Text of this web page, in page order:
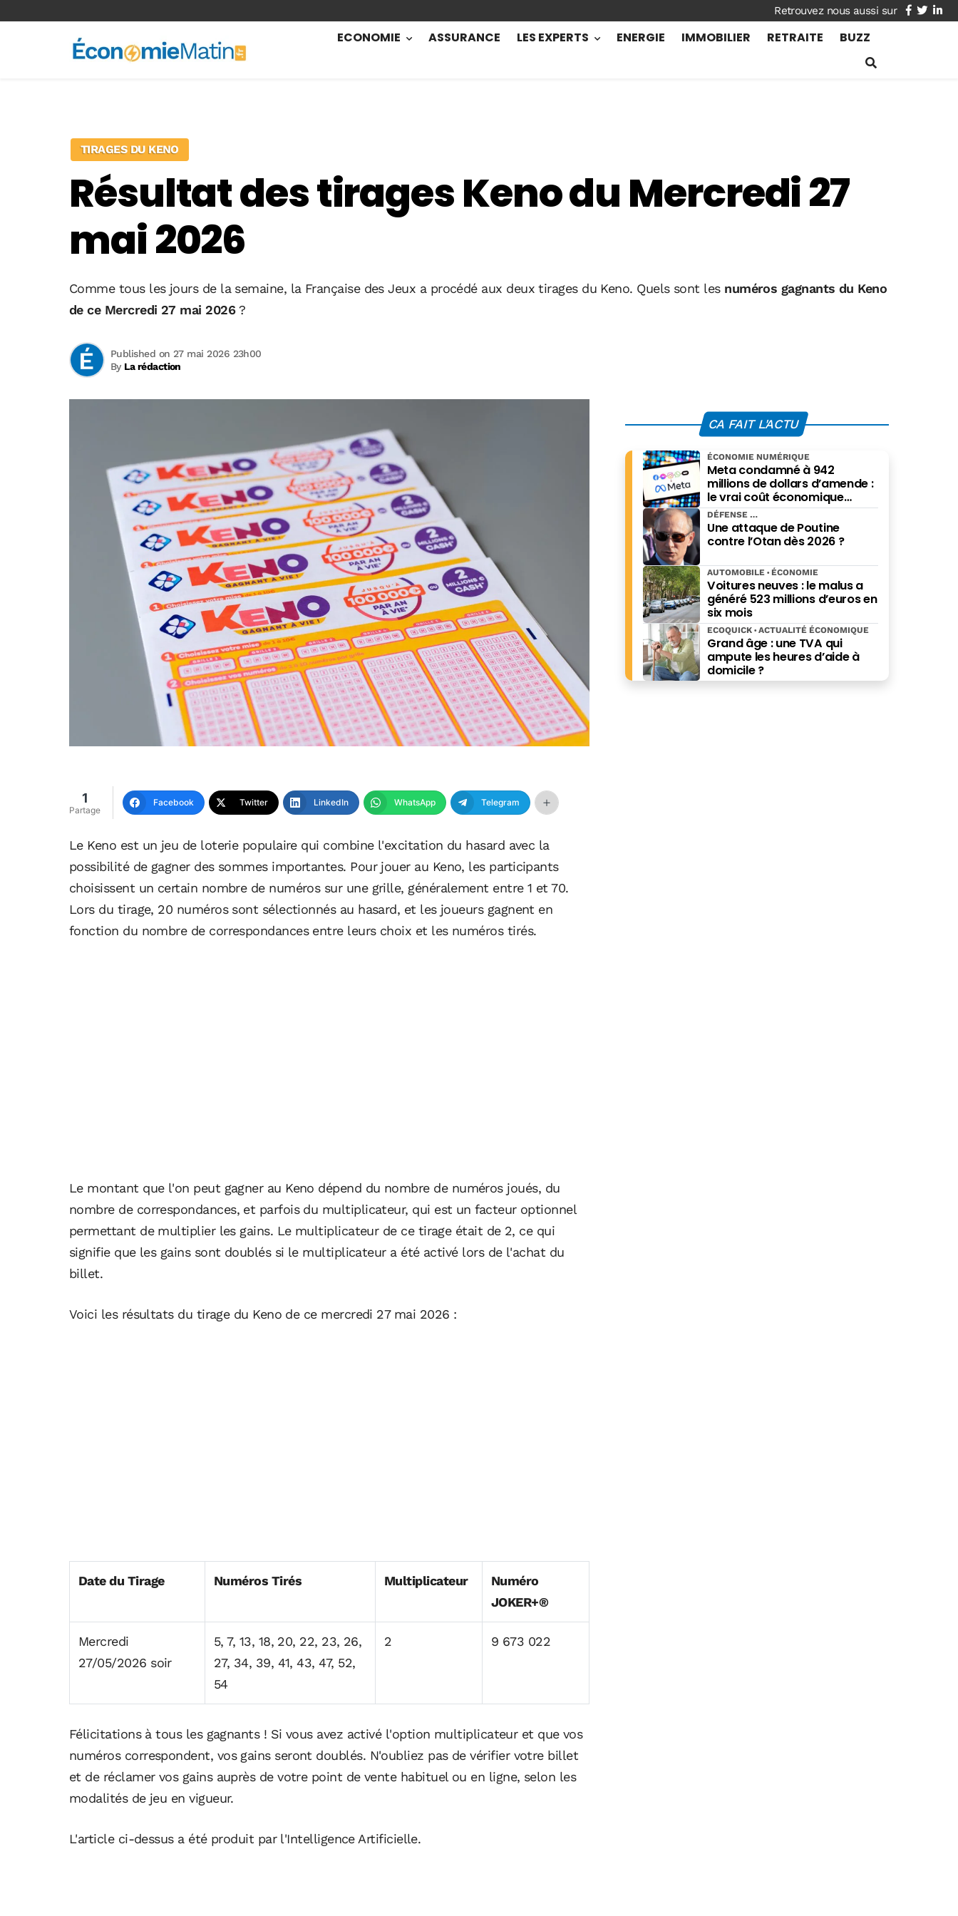
facebook
twitter
ECONOMIE ASSURANCE LES EXPERTS ENERGIE IMMOBILIER RETRAITE BUZZ
TIRAGES DU KENO
Résultat des tirages Keno du Mercredi 27
mai 2026
Comme tous les jours de la semaine, la Française des Jeux a procédé aux deux tirages du Keno. Quels sont les numéros gagnants du Keno
de ce Mercredi 27 mai 2026?
By La rédaction
Published on 27 mai 2026 23h00
1
Partage
Facebook Twitter LinkedIn WhatsApp Telegram
Le Keno est un jeu de loterie populaire qui combine l'excitation du hasard avec la
possibilité de gagner des sommes importantes. Pour jouer au Keno, les participants
choisissent un certain nombre de numéros sur une grille, généralement entre 1 et 70.
Lors du tirage, 20 numéros sont sélectionnés au hasard, et les joueurs gagnent en
fonction du nombre de correspondances entre leurs choix et les numéros tirés.
Le montant que l'on peut gagner au Keno dépend du nombre de numéros joués, du
nombre de correspondances, et parfois du multiplicateur, qui est un facteur optionnel
permettant de multiplier les gains. Le multiplicateur de ce tirage était de 2, ce qui
signifie que les gains sont doublés si le multiplicateur a été activé lors de l'achat du
billet.
Voici les résultats du tirage du Keno de ce mercredi 27 mai 2026 :
Date du Tirage Numéros Tirés Multiplicateur
Numéro
JOKER+®
Mercredi
27/05/2026 soir
5, 7, 13, 18, 20, 22, 23, 26,
27, 34, 39, 41, 43, 47, 52,
54
2 9 673 022
Félicitations à tous les gagnants ! Si vous avez activé l'option multiplicateur et que vos
numéros correspondent, vos gains seront doublés. N'oubliez pas de vérifier votre billet
et de réclamer vos gains auprès de votre point de vente habituel ou en ligne, selon les
modalités de jeu en vigueur.
L'article ci-dessus a été produit par l'Intelligence Artificielle.
CA FAIT L'ACTU
Meta condamné à 942
millions de dollars d’amende :
le vrai coût économique
imposé par le Nouveau-
Mexique
ÉCONOMIE NUMÉRIQUE
Une attaque de Poutine
contre l’Otan dès 2026 ?
DÉFENSE
Voitures neuves : le malus a
généré 523 millions d’euros en
six mois
AUTOMOBILE ÉCONOMIE
Grand âge : une TVA qui
ampute les heures d’aide à
domicile ?
ECOQUICK ACTUALITÉ ÉCONOMIQUE